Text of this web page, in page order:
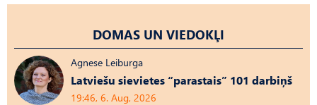
DOMAS UN VIEDOKĻI
Agnese Leiburga
Latviešu sievietes “parastais” 101 darbiņš
19:46, 6. Aug, 2026